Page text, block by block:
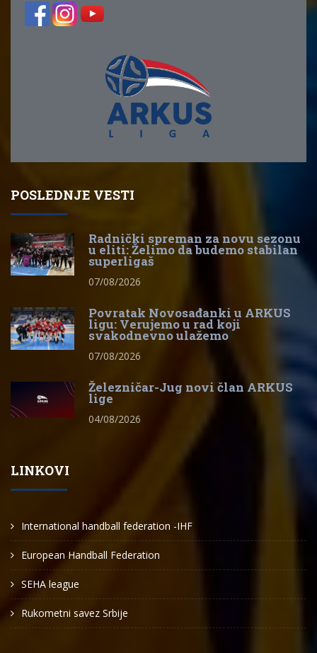
POSLEDNJE VESTI
Radnički spreman za novu sezonu
u eliti: Želimo da budemo stabilan
superligaš
07/08/2026
Povratak Novosađanki u ARKUS
ligu: Verujemo u rad koji
svakodnevno ulažemo
07/08/2026
Železničar-Jug novi član ARKUS
lige
04/08/2026
LINKOVI
International handball federation -IHF
European Handball Federation
SEHA league
Rukometni savez Srbije